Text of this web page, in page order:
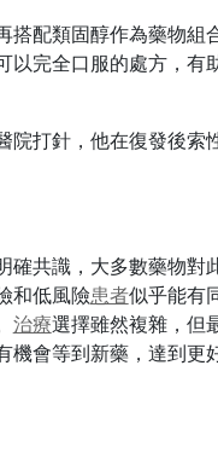
配類固醇作為藥物組
以完全口服的處方，有
院打針，他在復發後索
確共識，大多數藥物對
和低風險患者似乎能有
治療選擇雖然複雜，但
會等到新藥，達到更